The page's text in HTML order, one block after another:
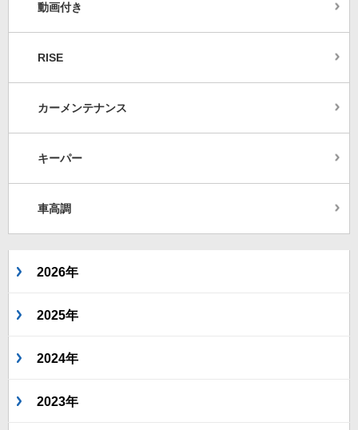
動画付き
RISE
カーメンテナンス
キーパー
車高調
2026年
2025年
2024年
2023年